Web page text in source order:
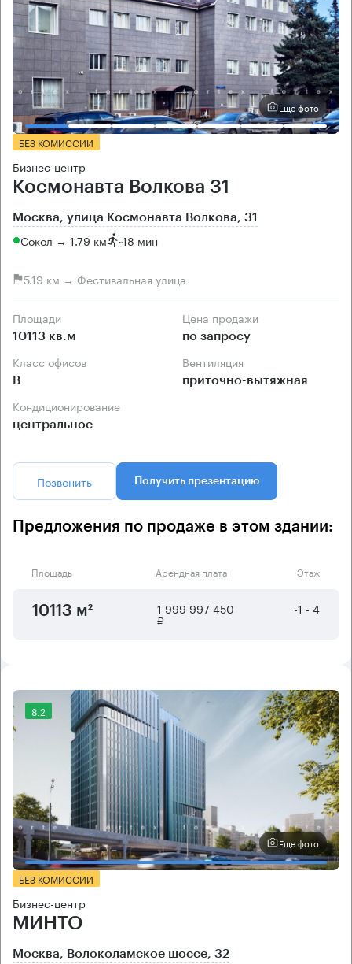
Еще фото
БЕЗ КОМИССИИ
Бизнес-центр
Космонавта Волкова 31
Москва, улица Космонавта Волкова, 31
Сокол → 1.79 км ~18 мин
5.19 км → Фестивальная улица
Площади
10113 кв.м
Цена продажи
по запросу
Класс офисов
B
Вентиляция
приточно-вытяжная
Кондиционирование
центральное
Позвонить Получить презентацию
Предложения по продаже в этом здании:
Площадь Арендная плата Этаж
10113 м² 1 999 997 450
₽
-1 - 4
8.2
Еще фото
БЕЗ КОМИССИИ
Бизнес-центр
МИНТО
Москва, Волоколамское шоссе, 32